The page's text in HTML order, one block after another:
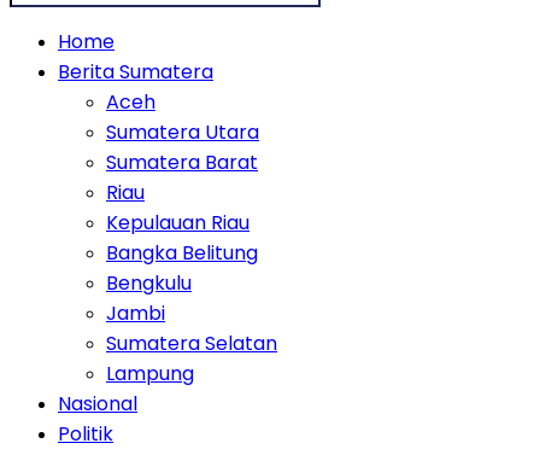
Home
Berita Sumatera
Aceh
Sumatera Utara
Sumatera Barat
Riau
Kepulauan Riau
Bangka Belitung
Bengkulu
Jambi
Sumatera Selatan
Lampung
Nasional
Politik